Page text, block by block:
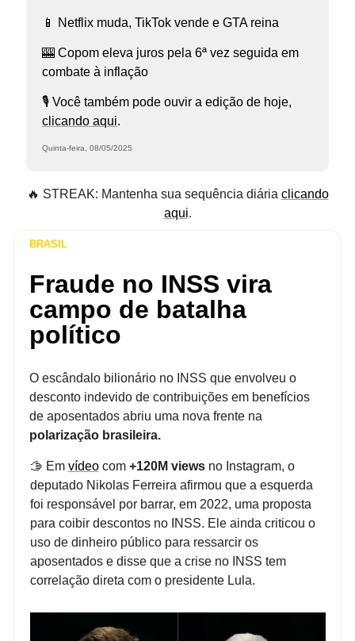
📱 Netflix muda, TikTok vende e GTA reina
🎰 Copom eleva juros pela 6ª vez seguida em
combate à inflação
🎙️ Você também pode ouvir a edição de hoje,
clicando aqui.
Quinta-feira, 08/05/2025
🔥 STREAK: Mantenha sua sequência diária clicando
aqui.
BRASIL
Fraude no INSS vira
campo de batalha
político
O escândalo bilionário no INSS que envolveu o
desconto indevido de contribuições em benefícios
de aposentados abriu uma nova frente na
polarização brasileira.
🫱 Em vídeocom +120M viewsno Instagram, o
deputado Nikolas Ferreira afirmou que a esquerda
foi responsável por barrar, em 2022, uma proposta
para coibir descontos no INSS. Ele ainda criticou o
uso de dinheiro público para ressarcir os
aposentados e disse que a crise no INSS tem
correlação direta com o presidente Lula.